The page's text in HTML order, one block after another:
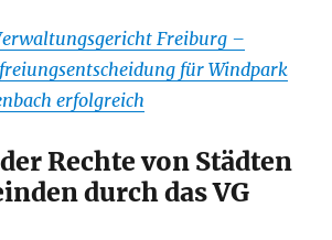
Freiburg –
für Windpark
erfolgreich
Rechte von Städten
durch das VG